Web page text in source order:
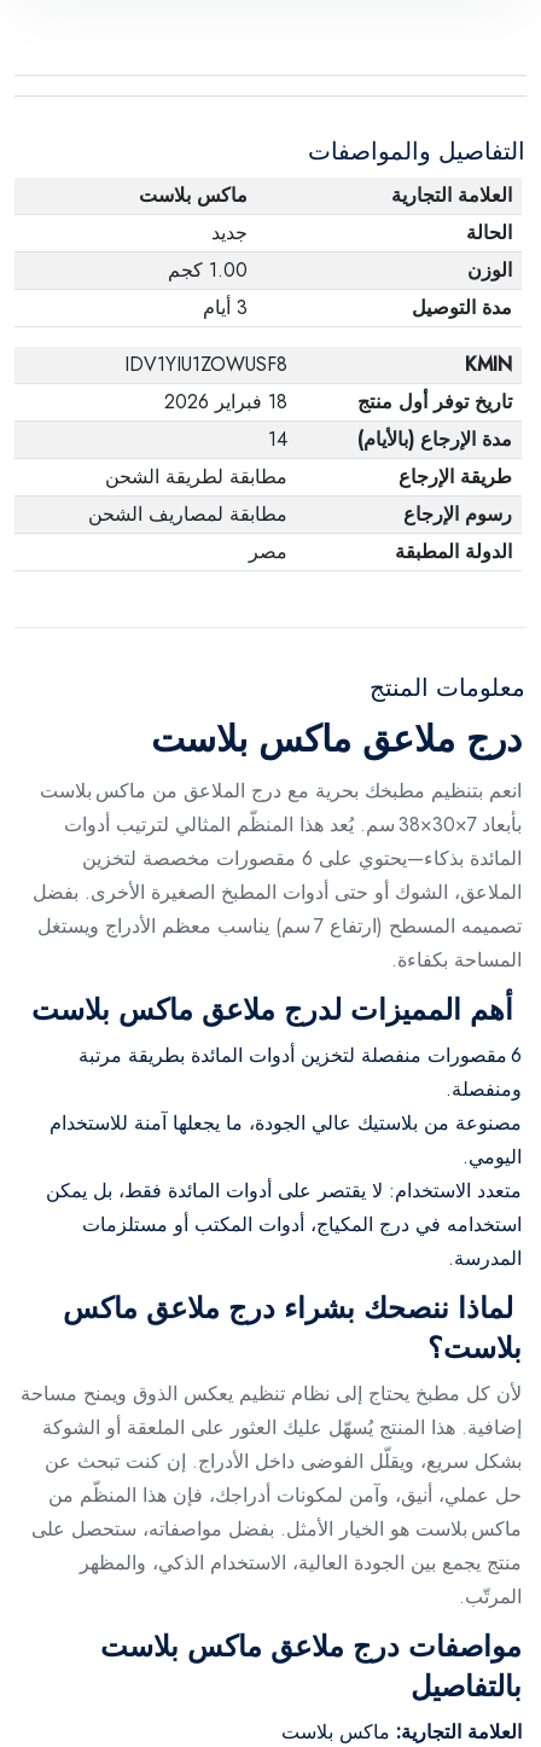
عبوته الأصلية. لاحظ أنه لا يمكن إرجاع المنتجات
وفي عبواتها الأصلية.
التفاصيل والمواصفات
العلامة التجارية
ماكس بلاست
الحالة
جديد
الوزن
1.00 كجم
مدة التوصيل
3 أيام
KMIN
IDV1YIU1ZOWUSF8
تاريخ توفر أول منتج
18 فبراير 2026
مدة الإرجاع (بالأيام)
14
طريقة الإرجاع
مطابقة لطريقة الشحن
رسوم الإرجاع
مطابقة لمصاريف الشحن
الدولة المطبقة
مصر
معلومات المنتج
درج ملاعق ماكس بلاست
انعم بتنظيم مطبخك بحرية مع درج الملاعق من ماكس بلاست
بأبعاد ‎38×30×7 سم. يُعد هذا المنظّم المثالي لترتيب أدوات
المائدة بذكاء—يحتوي على 6 مقصورات مخصصة لتخزين
الملاعق، الشوك أو حتى أدوات المطبخ الصغيرة الأخرى. بفضل
تصميمه المسطح (ارتفاع 7 سم) يناسب معظم الأدراج ويستغل
المساحة بكفاءة.
أهم المميزات لدرج ملاعق ماكس بلاست
6 مقصورات منفصلة لتخزين أدوات المائدة بطريقة مرتبة
ومنفصلة.
مصنوعة من بلاستيك عالي الجودة، ما يجعلها آمنة للاستخدام
اليومي.
متعدد الاستخدام: لا يقتصر على أدوات المائدة فقط، بل يمكن
استخدامه في درج المكياج، أدوات المكتب أو مستلزمات
المدرسة.
لماذا ننصحك بشراء درج ملاعق ماكس
بلاست؟
لأن كل مطبخ يحتاج إلى نظام تنظيم يعكس الذوق ويمنح مساحة
إضافية. هذا المنتج يُسهّل عليك العثور على الملعقة أو الشوكة
بشكل سريع، ويقلّل الفوضى داخل الأدراج. إن كنت تبحث عن
حل عملي، أنيق، وآمن لمكونات أدراجك، فإن هذا المنظّم من
ماكس بلاست هو الخيار الأمثل. بفضل مواصفاته، ستحصل على
منتج يجمع بين الجودة العالية، الاستخدام الذكي، والمظهر
المرتّب.
مواصفات درج ملاعق ماكس بلاست
بالتفاصيل
العلامة التجارية: ماكس بلاست